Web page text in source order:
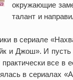
окружающие
талант и
в сериале
и Джош». И
все в
в сериалах